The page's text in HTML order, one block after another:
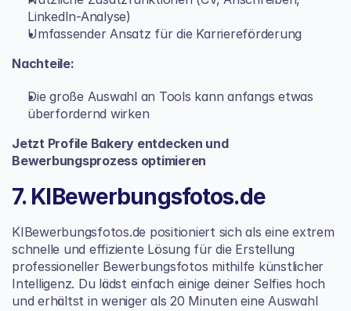
LinkedIn-Analyse)
Umfassender Ansatz für die Karriereförderung
Nachteile:
Die große Auswahl an Tools kann anfangs etwas
überfordernd wirken
Jetzt Profile Bakery entdecken und
Bewerbungsprozess optimieren
7. KIBewerbungsfotos.de
KIBewerbungsfotos.de positioniert sich als eine extrem
schnelle und effiziente Lösung für die Erstellung
professioneller Bewerbungsfotos mithilfe künstlicher
Intelligenz. Du lädst einfach einige deiner Selfies hoch
und erhältst in weniger als 20 Minuten eine Auswahl